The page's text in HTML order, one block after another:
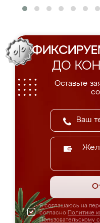
ДО
Оставьте
Я соглашаюсь на
согласно Политике
Пользовательскому